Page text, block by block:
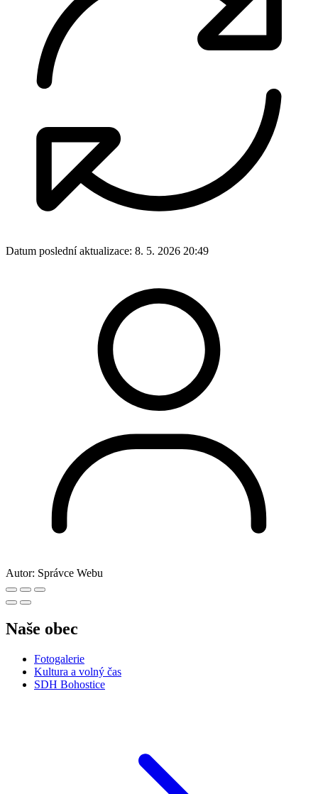
Datum poslední aktualizace: 8. 5. 2026 20:49
Autor: Správce Webu
Naše obec
Fotogalerie
Kultura a volný čas
SDH Bohostice